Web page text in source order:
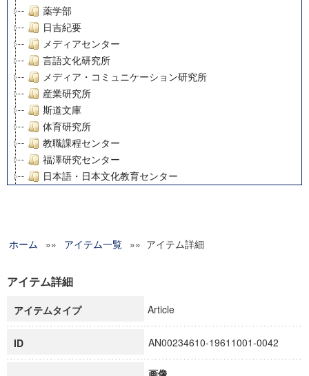
薬学部
日吉紀要
メディアセンター
言語文化研究所
メディア・コミュニケーション研究所
産業研究所
斯道文庫
体育研究所
教職課程センター
福澤研究センター
日本語・日本文化教育センター
グローバルリサーチインスティテュート
科学研究費補助金研究成果報告書
慶應義塾大学グローバルCOEプログラム市民社会ガバナンス
慶應義塾大学グローバルCOEプログラム論理と感性の先端的
博士課程教育リーディングプログラム「超成熟社会発展のサ
学術雑誌掲載論文等(8)
ホーム »» アイテム一覧 »» アイテム詳細
アイテム詳細
アイテムタイプ Article
ID AN00234610-19611001-0042
画像